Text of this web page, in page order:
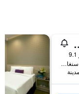
80 Bras Basah Road, سنغافورة, سنغافورة